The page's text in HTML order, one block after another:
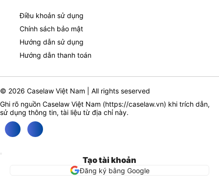
Điều khoản sử dụng
Chính sách bảo mật
Hướng dẫn sử dụng
Hướng dẫn thanh toán
© 2026 Caselaw Việt Nam | All rights seserved
Ghi rõ nguồn Caselaw Việt Nam (https://caselaw.vn) khi trích dẫn,
sử dụng thông tin, tài liệu từ địa chỉ này.
Tạo tài khoản
Đăng ký bằng Google